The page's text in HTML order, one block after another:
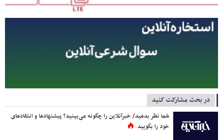
در بحث مشارکت کنید
شما نظر بدهید/ خبرآنلاین را چگونه می‌بینید؟ پیشنهادها و انتقادهای
خود را بگویید